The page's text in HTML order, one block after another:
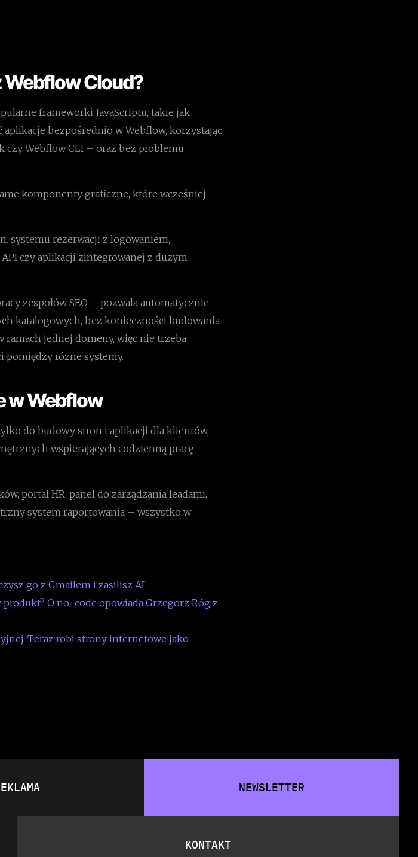
Cloud?
frameworki JavaScriptu, takie jak
bezpośrednio w Webflow, korzystając
Webflow CLI – oraz bez problemu
komponenty graficzne, które wcześniej
systemu rezerwacji z logowaniem,
czy aplikacji zintegrowanej z dużym
zespołów SEO – pozwala automatycznie
katalogowych, bez konieczności budowania
ramach jednej domeny, więc nie trzeba
pomiędzy różne systemy.
w Webflow
do budowy stron i aplikacji dla klientów,
wspierających codzienną pracę
portal HR, panel do zarządzania leadami,
system raportowania – wszystko w
go z Gmailem i zasilisz AI
O no-code opowiada Grzegorz Róg z
Teraz robi strony internetowe jako
NEWSLETTER
KONTAKT